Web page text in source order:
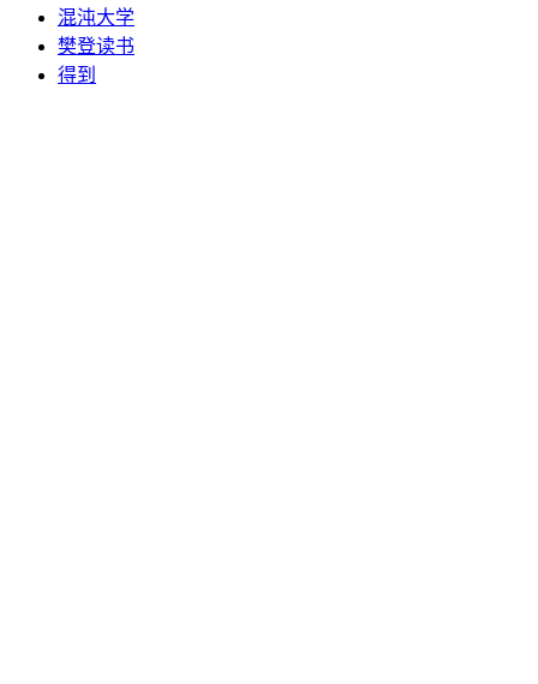
混沌大学
樊登读书
得到